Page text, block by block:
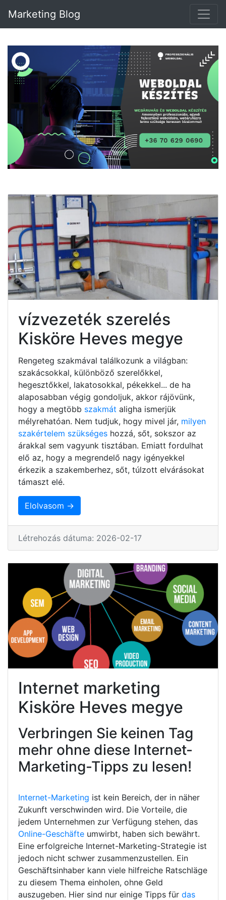
Marketing Blog
vízvezeték szerelés
Kisköre Heves megye
Rengeteg szakmával találkozunk a világban:
szakácsokkal, különböző szerelőkkel,
hegesztőkkel, lakatosokkal, pékekkel... de ha
alaposabban végig gondoljuk, akkor rájövünk,
hogy a megtöbb szakmát aligha ismerjük
mélyrehatóan. Nem tudjuk, hogy mivel jár, milyen
szakértelem szükséges hozzá, sőt, sokszor az
árakkal sem vagyunk tisztában. Emiatt fordulhat
elő az, hogy a megrendelő nagy igényekkel
érkezik a szakemberhez, sőt, túlzott elvárásokat
támaszt elé.
Elolvasom →
Létrehozás dátuma: 2026-02-17
Internet marketing
Kisköre Heves megye
Verbringen Sie keinen Tag
mehr ohne diese Internet-
Marketing-Tipps zu lesen!
Internet-Marketing ist kein Bereich, der in näher
Zukunft verschwinden wird. Die Vorteile, die
jedem Unternehmen zur Verfügung stehen, das
Online-Geschäfte umwirbt, haben sich bewährt.
Eine erfolgreiche Internet-Marketing-Strategie ist
jedoch nicht schwer zusammenzustellen. Ein
Geschäftsinhaber kann viele hilfreiche Ratschläge
zu diesem Thema einholen, ohne Geld
auszugeben. Hier sind nur einige Tipps für das